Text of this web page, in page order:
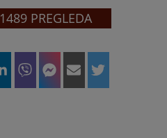
1489PREGLEDA